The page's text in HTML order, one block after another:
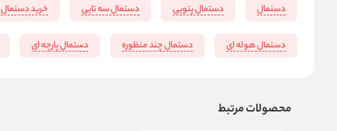
دستمال دستمال پتویی دستمال سه تایی خرید دستمال
دستمال هوله ای دستمال چند منظوره دستمال پارچه ای
محصولات مرتبط